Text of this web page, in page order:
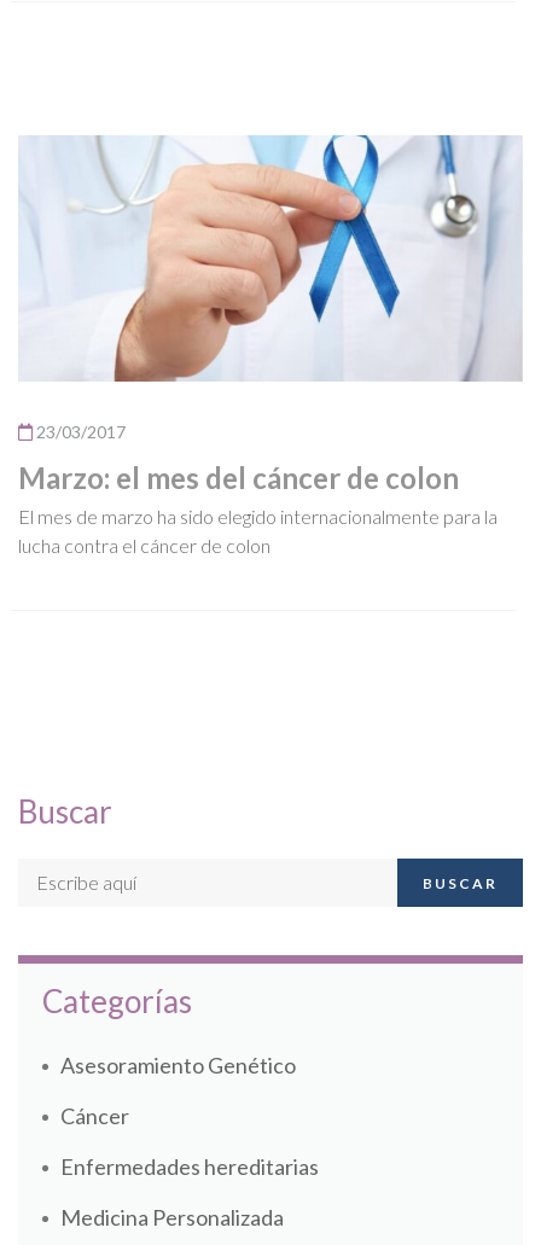
23/03/2017
Marzo: el mes del cáncer de colon
El mes de marzo ha sido elegido internacionalmente para la
lucha contra el cáncer de colon
Buscar
BUSCAR
Categorías
Asesoramiento Genético
Cáncer
Enfermedades hereditarias
Medicina Personalizada